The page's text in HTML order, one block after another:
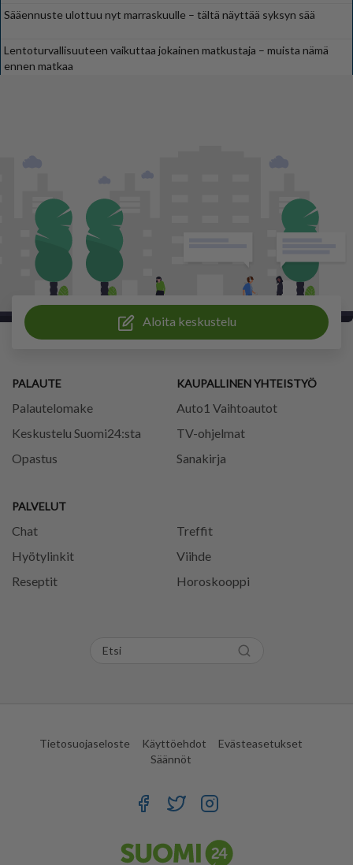
Sääennuste ulottuu nyt marraskuulle – tältä näyttää syksyn sää
Lentoturvallisuuteen vaikuttaa jokainen matkustaja – muista nämä
ennen matkaa
Aloita keskustelu
PALAUTE
Palautelomake
Keskustelu Suomi24:sta
Opastus
PALVELUT
Chat
Treffit
Hyötylinkit
Viihde
Reseptit
Horoskooppi
KAUPALLINEN YHTEISTYÖ
Auto1 Vaihtoautot
TV-ohjelmat
Sanakirja
Tietosuojaseloste Käyttöehdot
Evästeasetukset
Säännöt